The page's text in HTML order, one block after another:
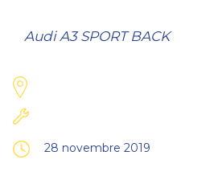
Audi A3 SPORT BACK
28 novembre 2019